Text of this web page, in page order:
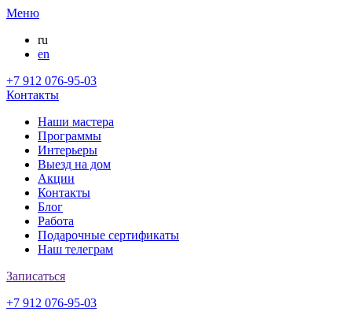
Меню
ru
en
+7 912 076-95-03
Контакты
Наши мастера
Программы
Интерьеры
Выезд на дом
Акции
Контакты
Блог
Работа
Подарочные сертификаты
Наш телеграм
Записаться
+7 912 076-95-03